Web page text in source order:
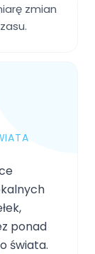
zmian
ponad
świata.